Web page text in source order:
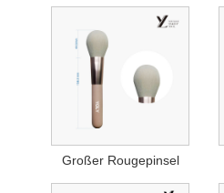
Großer Rougepinsel